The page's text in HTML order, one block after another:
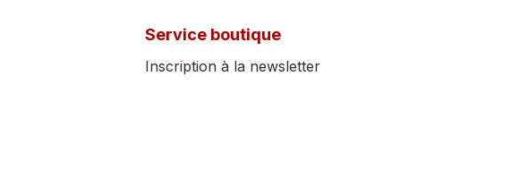
Service boutique
Inscription à la newsletter